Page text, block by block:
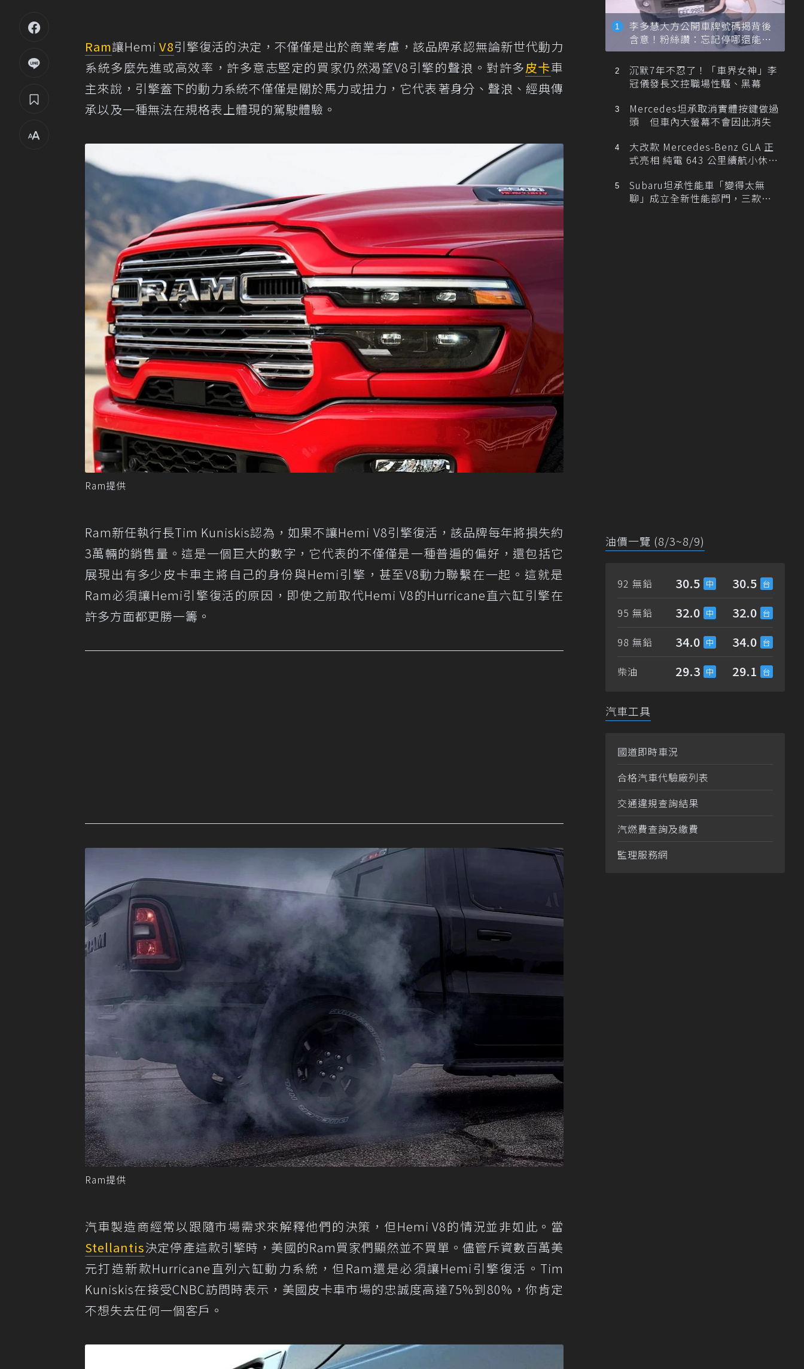
Ram讓Hemi V8引擎復活的決定，不僅僅是出於商業考慮，該品牌承認無論新世代動力
系統多麼先進或高效率，許多意志堅定的買家仍然渴望V8引擎的聲浪。對許多皮卡車
主來說，引擎蓋下的動力系統不僅僅是關於馬力或扭力，它代表著身分、聲浪、經典傳
承以及一種無法在規格表上體現的駕駛體驗。
Ram提供
Ram新任執行長Tim Kuniskis認為，如果不讓Hemi V8引擎復活，該品牌每年將損失約
3萬輛的銷售量。這是一個巨大的數字，它代表的不僅僅是一種普遍的偏好，還包括它
展現出有多少皮卡車主將自己的身份與Hemi引擎，甚至V8動力聯繫在一起。這就是
Ram必須讓Hemi引擎復活的原因，即使之前取代Hemi V8的Hurricane直六缸引擎在
許多方面都更勝一籌。
Ram提供
汽車製造商經常以跟隨市場需求來解釋他們的決策，但Hemi V8的情況並非如此。當
Stellantis決定停產這款引擎時，美國的Ram買家們顯然並不買單。儘管斥資數百萬美
元打造新款Hurricane直列六缸動力系統，但Ram還是必須讓Hemi引擎復活。Tim
Kuniskis在接受CNBC訪問時表示，美國皮卡車市場的忠誠度高達75%到80%，你肯定
不想失去任何一個客戶。
李多慧大方公開車牌號碼揭背後
含意！粉絲讚：忘記停哪還能幫
忙找車
沉默7年不忍了！「車界女神」李
冠儀發長文控職場性騷、黑幕
Mercedes坦承取消實體按鍵做過
頭 但車內大螢幕不會因此消失
大改款 Mercedes-Benz GLA 正
式亮相 純電 643 公里續航小休
Subaru坦承性能車「變得太無
聊」成立全新性能部門，三款手
油價一覽 (8/3~8/9)
92 無鉛 30.5 30.5
95 無鉛 32.0 32.0
98 無鉛 34.0 34.0
柴油 29.3 29.1
汽車工具
國道即時車況
合格汽車代驗廠列表
交通違規查詢結果
汽燃費查詢及繳費
監理服務網